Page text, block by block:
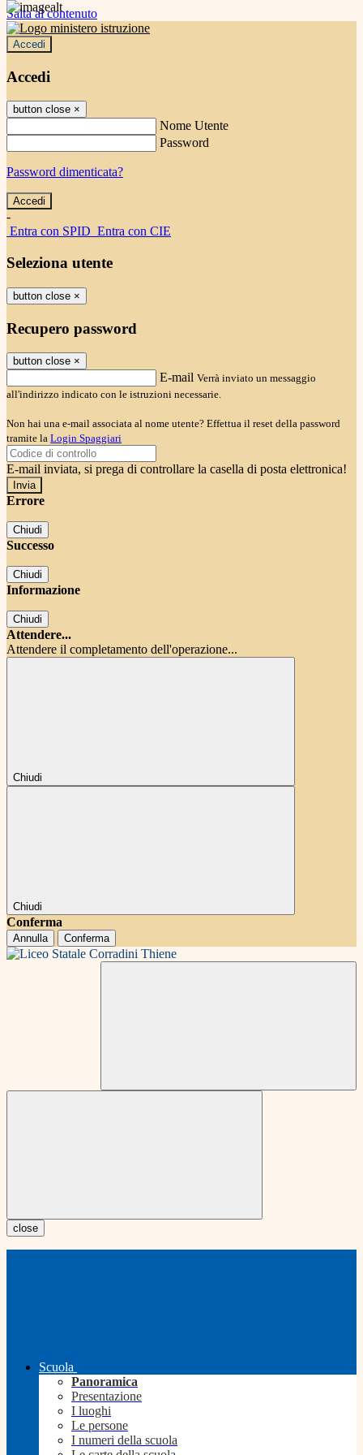
Salta al contenuto
Accedi
Accedi
button close ×
Nome Utente
Password
Password dimenticata?
-
Entra con SPID Entra con CIE
Seleziona utente
button close ×
Recupero password
button close ×
E-mail Verrà inviato un messaggio
all'indirizzo indicato con le istruzioni necessarie.
Non hai una e-mail associata al nome utente? Effettua il reset della password
tramite la Login Spaggiari
E-mail inviata, si prega di controllare la casella di posta elettronica!
Errore
Chiudi
Successo
Chiudi
Informazione
Chiudi
Attendere...
Attendere il completamento dell'operazione...
Chiudi
Chiudi
Conferma
Annulla Conferma
close
Scuola
Panoramica
Presentazione
I luoghi
Le persone
I numeri della scuola